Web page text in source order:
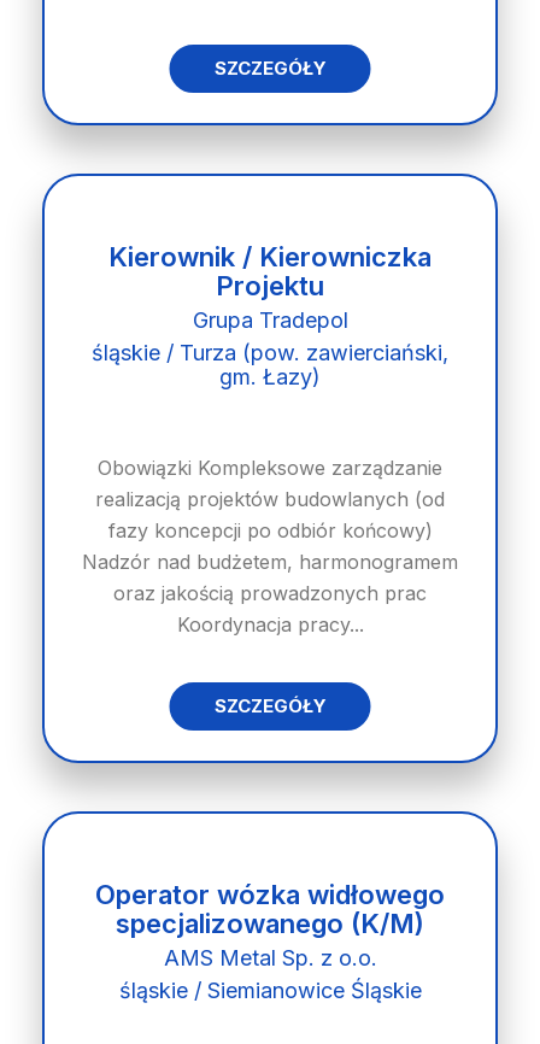
SZCZEGÓŁY
Kierownik / Kierowniczka
Projektu
Grupa Tradepol
śląskie / Turza (pow. zawierciański,
gm. Łazy)
Obowiązki Kompleksowe zarządzanie
realizacją projektów budowlanych (od
fazy koncepcji po odbiór końcowy)
Nadzór nad budżetem, harmonogramem
oraz jakością prowadzonych prac
Koordynacja pracy...
SZCZEGÓŁY
Operator wózka widłowego
specjalizowanego (K/M)
AMS Metal Sp. z o.o.
śląskie / Siemianowice Śląskie